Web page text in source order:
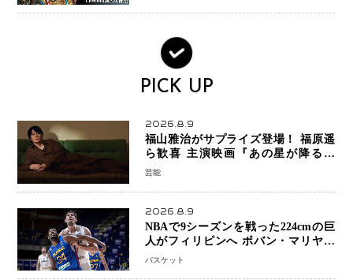
PICK UP
2026.8.9
福山雅治がサプライズ登場！ 福原遥
ら歓喜 主演映画『あの星が降る丘
で、君とまた出会いたい。』舞台あい
芸能
2026.8.9
NBAで9シーズンを戦った224cmの巨
人がフィリピンへ ボバン・マリヤノ
ビッチ ジョーンズカップで新たな挑
バスケット